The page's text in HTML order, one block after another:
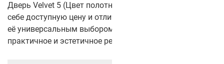
Дверь Velvet 5 (Цвет полотна: Мокко серый) сочетает в
себе доступную цену и отличное качество, что делает
её универсальным выбором для тех, кто ищет
практичное и эстетичное решение.